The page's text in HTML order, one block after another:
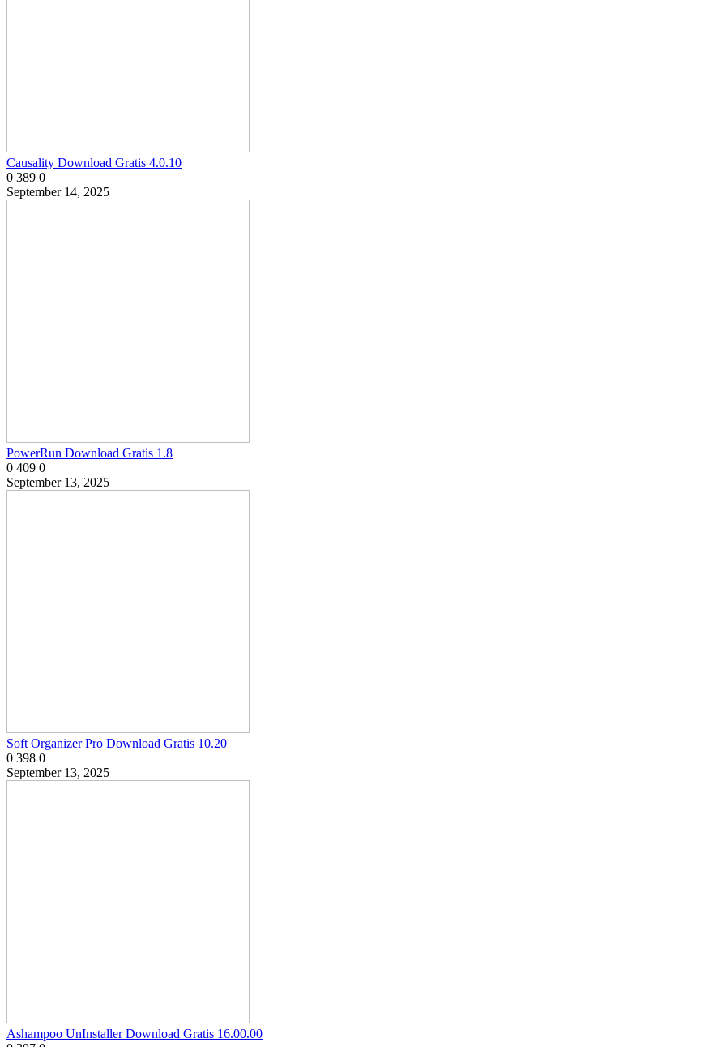
Causality Download Gratis 4.0.10
0 389 0
September 14, 2025
PowerRun Download Gratis 1.8
0 409 0
September 13, 2025
Soft Organizer Pro Download Gratis 10.20
0 398 0
September 13, 2025
Ashampoo UnInstaller Download Gratis 16.00.00